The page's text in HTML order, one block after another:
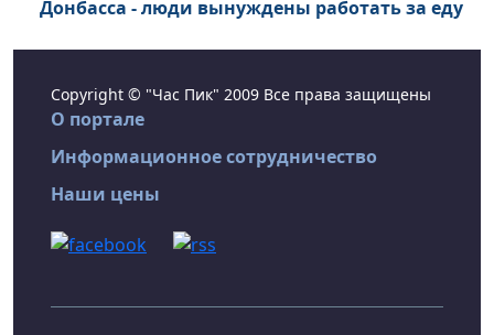
Донбасса - люди вынуждены работать за еду
Copyright © "Час Пик" 2009 Все права защищены
О портале
Информационное сотрудничество
Наши цены